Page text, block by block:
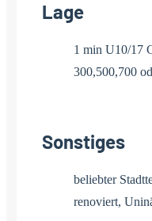
Lage
1 min U10/17
300,500,700
Sonstiges
beliebter
renoviert,